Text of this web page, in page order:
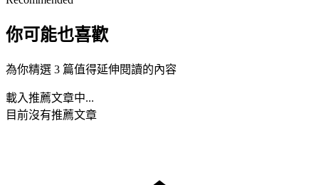
你可能也喜歡
為你精選 3 篇值得延伸閱讀的內容
載入推薦文章中...
目前沒有推薦文章